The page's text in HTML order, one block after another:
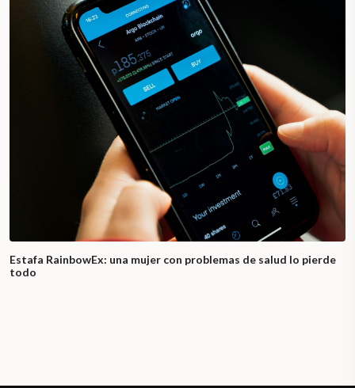
Estafa RainbowEx: una mujer con problemas de salud lo pierde
todo